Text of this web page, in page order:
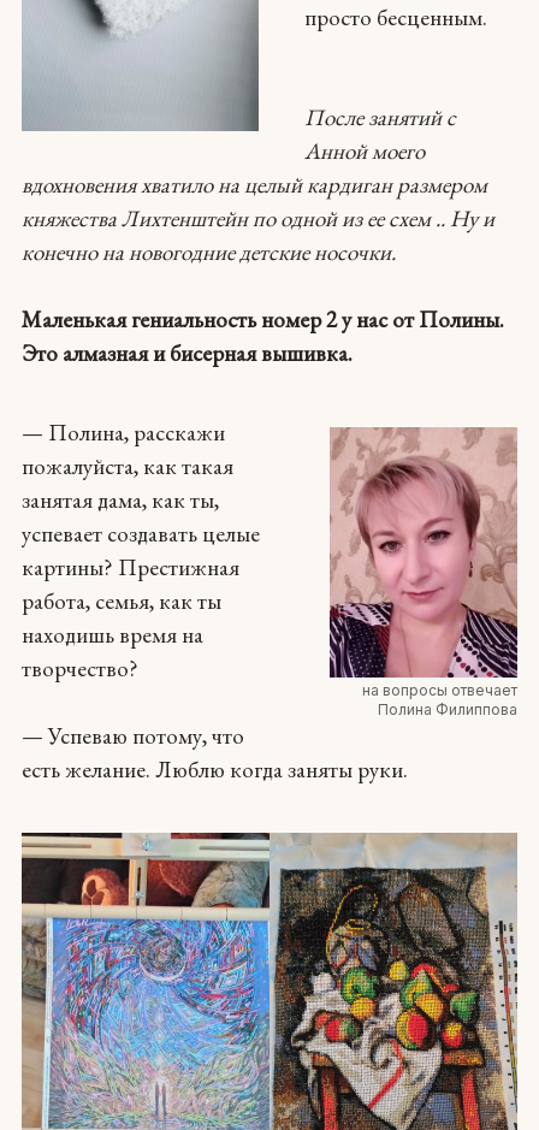
просто бесценным.
После занятий с
Анной моего
вдохновения хватило на целый кардиган размером
княжества Лихтенштейн по одной из ее схем .. Ну и
конечно на новогодние детские носочки.
Маленькая гениальность номер 2 у нас от Полины.
Это алмазная и бисерная вышивка.
на вопросы отвечает
Полина Филиппова
— Полина, расскажи
пожалуйста, как такая
занятая дама, как ты,
успевает создавать целые
картины? Престижная
работа, семья, как ты
находишь время на
творчество?
— Успеваю потому, что
есть желание. Люблю когда заняты руки.